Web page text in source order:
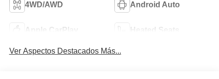
4WD/AWD Android Auto
Apple CarPlay Heated Seats
Ver Aspectos Destacados Más...